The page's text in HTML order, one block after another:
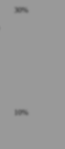
30%
10%